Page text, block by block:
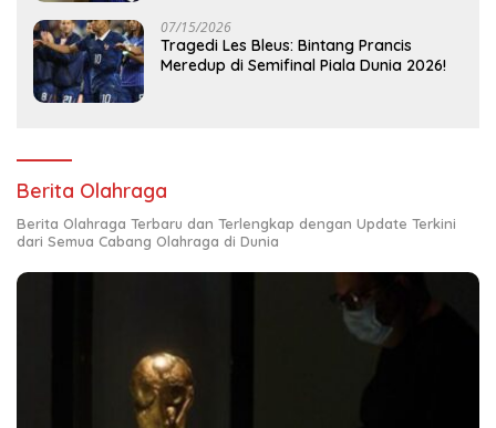
07/15/2026
Tragedi Les Bleus: Bintang Prancis
Meredup di Semifinal Piala Dunia 2026!
Berita Olahraga
Berita Olahraga Terbaru dan Terlengkap dengan Update Terkini
dari Semua Cabang Olahraga di Dunia